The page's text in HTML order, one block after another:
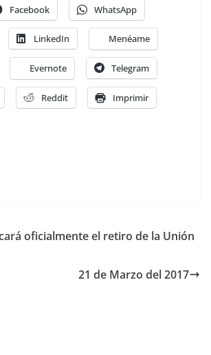
Facebook WhatsApp
LinkedIn Menéame
Evernote Telegram
Reddit Imprimir
oficialmente el retiro de la Unión
21 de Marzo del 2017